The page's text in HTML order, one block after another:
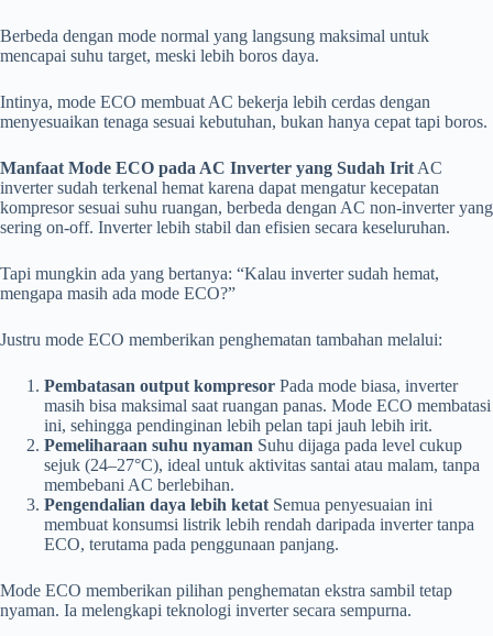
Berbeda dengan mode normal yang langsung maksimal untuk
mencapai suhu target, meski lebih boros daya.
Intinya, mode ECO membuat AC bekerja lebih cerdas dengan
menyesuaikan tenaga sesuai kebutuhan, bukan hanya cepat tapi boros.
Manfaat Mode ECO pada AC Inverter yang Sudah Irit AC
inverter sudah terkenal hemat karena dapat mengatur kecepatan
kompresor sesuai suhu ruangan, berbeda dengan AC non-inverter yang
sering on-off. Inverter lebih stabil dan efisien secara keseluruhan.
Tapi mungkin ada yang bertanya: “Kalau inverter sudah hemat,
mengapa masih ada mode ECO?”
Justru mode ECO memberikan penghematan tambahan melalui:
Pembatasan output kompresor Pada mode biasa, inverter
masih bisa maksimal saat ruangan panas. Mode ECO membatasi
ini, sehingga pendinginan lebih pelan tapi jauh lebih irit.
Pemeliharaan suhu nyaman Suhu dijaga pada level cukup
sejuk (24–27°C), ideal untuk aktivitas santai atau malam, tanpa
membebani AC berlebihan.
Pengendalian daya lebih ketat Semua penyesuaian ini
membuat konsumsi listrik lebih rendah daripada inverter tanpa
ECO, terutama pada penggunaan panjang.
Mode ECO memberikan pilihan penghematan ekstra sambil tetap
nyaman. Ia melengkapi teknologi inverter secara sempurna.